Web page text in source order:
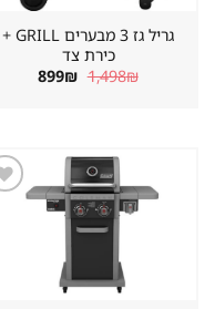
גריל גז 3 מבערים GRILL +
כירת צד
1,498₪ המחיר
המקורי
899₪ המחיר
הנוכחי